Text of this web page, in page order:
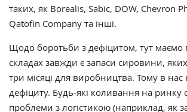
таких, як Borealis, Sabic, DOW, Chevron
Qatofin Company та інші.
Щодо боротьби з дефіцитом, тут
складах завжди є запаси сировини,
три місяці для виробництва. Тому в нас
дефіциту. Будь-які коливання на
проблеми з логістикою (наприклад, як